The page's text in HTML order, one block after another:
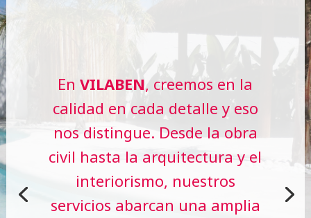
EnVILABEN, creemos en la
calidad en cada detalle y eso
nos distingue. Desde la obra
civil hasta la arquitectura y el
interiorismo, nuestros
servicios abarcan una amplia